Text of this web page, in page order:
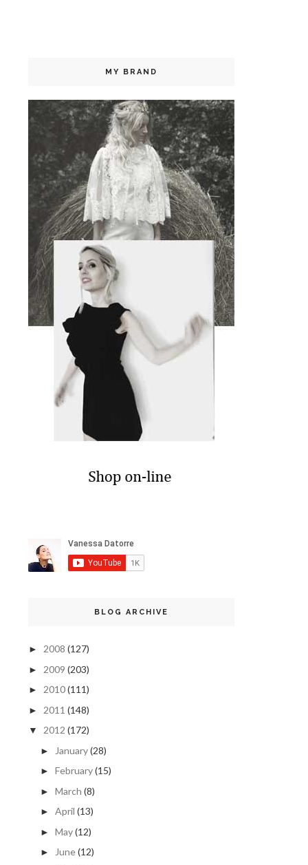
MY BRAND
BLOG ARCHIVE
► 2008 (127)
► 2009 (203)
► 2010(111)
► 2011 (148)
▼ 2012 (172)
► January(28)
► February(15)
► March (8)
► April (13)
► May(12)
► June(12)